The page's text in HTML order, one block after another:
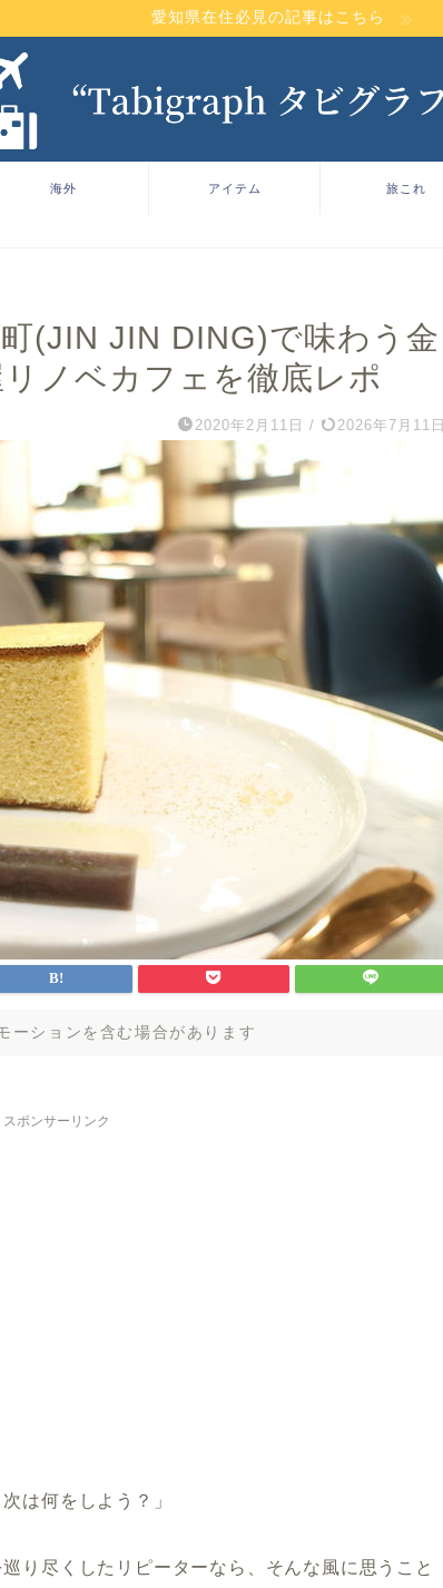
愛知県在住必見の記事はこちら
海外 アイテム 旅これ
町(JIN JIN DING)で味わう金
ノベカフェを徹底レポ
2020年2月11日 / 2026年7月11日
ーションを含む場合があります
スポンサーリンク
は何をしよう？」
り尽くしたリピーターなら、そんな風に思うこと